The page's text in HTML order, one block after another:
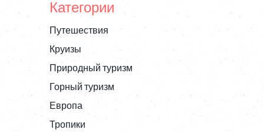
Категории
Путешествия
Круизы
Природный туризм
Горный туризм
Европа
Тропики